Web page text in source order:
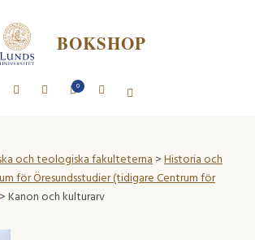
BOKSHOP
0
och teologiska fakulteterna>Historia och
för Öresundsstudier (tidigare Centrum för
> Kanon och kulturarv